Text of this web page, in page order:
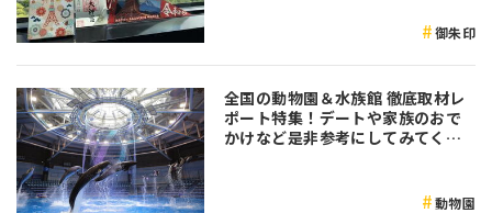
御朱印
全国の動物園＆水族館 徹底取材レ
ポート特集！デートや家族のおで
かけなど是非参考にしてみてくだ
動物園